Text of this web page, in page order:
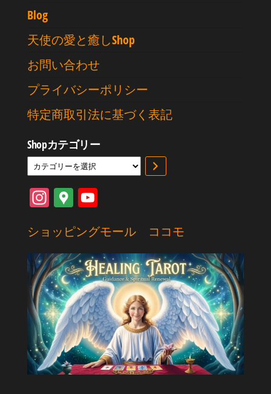
Blog
天使の愛と癒しShop
お問い合わせ
プライバシーポリシー
特定商取引法に基づく表記
Shopカテゴリー
テ
ゴ
リ
ー
選
In
ag
ra
m
G
gl
e
M
ap
s
ub
e
Ch
an
ne
l
ショッピングモール ココモ